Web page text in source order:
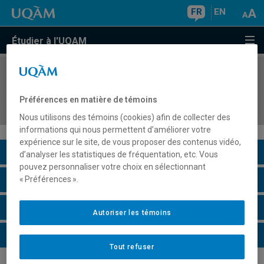
FR EN
Étudier à l'UQAM
COURS//
des relations du travail
Description du cours
Horaire - Été 2026
Horaire - Automne 2026
Horaire - Hiver 2027
Préférences en matière de témoins
Nous utilisons des témoins (cookies) afin de collecter des
informations qui nous permettent d’améliorer votre
expérience sur le site, de vous proposer des contenus vidéo,
d’analyser les statistiques de fréquentation, etc. Vous
pouvez personnaliser votre choix en sélectionnant
« Préférences ».
Tout refuser
Autoriser les témoins